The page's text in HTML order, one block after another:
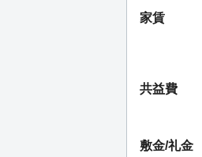
家賃
共益費
敷金/礼金